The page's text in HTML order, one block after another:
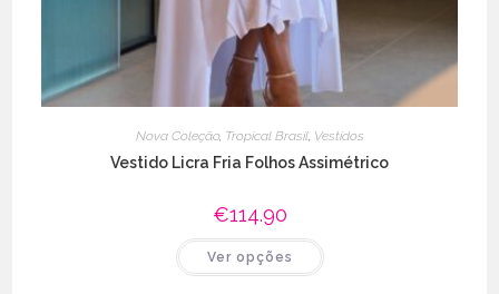
Nova Coleção, Tropical Brasil, Vestidos
Vestido Licra Fria Folhos Assimétrico
€114.90
Ver opções
product